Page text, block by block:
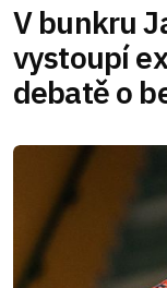
V bunkru
vystoupí
debatě o